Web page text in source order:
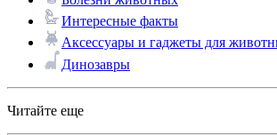
Интересные факты
Аксессуары и гаджеты для
Динозавры
Читайте еще